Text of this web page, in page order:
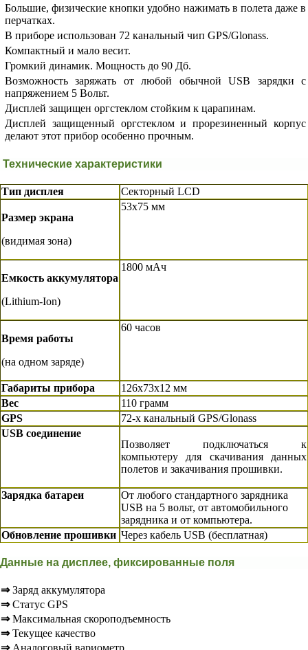
Большие, физические кнопки удобно нажимать в полета даже в
перчатках.
В приборе использован 72 канальный чип GPS/Glonass.
Компактный и мало весит.
Громкий динамик. Мощность до 90 Дб.
Возможность заряжать от любой обычной USB зарядки с
напряжением 5 Вольт.
Дисплей защищен оргстеклом стойким к царапинам.
Дисплей защищенный оргстеклом и прорезиненный корпус
делают этот прибор особенно прочным.
Технические характеристики
Тип дисплея Секторный LCD
Размер экрана
(видимая зона)
53x75 мм
Емкость аккумулятора
(Lithium-Ion)
1800 мАч
Время работы
(на одном заряде)
60 часов
Габариты прибора
126x73x12 мм
Вес
110 грамм
GPS
72-х канальный GPS/Glonass
USB соединение
Позволяет подключаться к
компьютеру для скачивания данных
полетов и закачивания прошивки.
Зарядка батареи
От любого стандартного зарядника
USB на 5 вольт, от автомобильного
зарядника и от компьютера.
Обновление прошивки Через кабель USB (бесплатная)
Данные на дисплее, фиксированные поля
⇒ Заряд аккумулятора
⇒ Статус GPS
⇒ Максимальная скороподъемность
⇒ Текущее качество
⇒ Аналоговый вариометр